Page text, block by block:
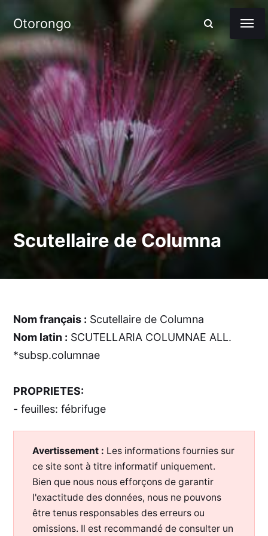
Otorongo
Scutellaire de Columna
Nom français : Scutellaire de Columna
Nom latin : SCUTELLARIA COLUMNAE ALL.
*subsp.columnae
PROPRIETES:
- feuilles: fébrifuge
Avertissement : Les informations fournies sur
ce site sont à titre informatif uniquement.
Bien que nous nous efforçons de garantir
l'exactitude des données, nous ne pouvons
être tenus responsables des erreurs ou
omissions. Il est recommandé de consulter un